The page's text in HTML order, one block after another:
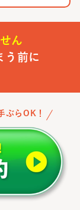
ん
う前に
ぶらOK！